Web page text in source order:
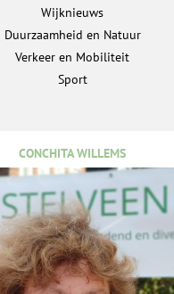
Wijknieuws
Duurzaamheid en Natuur
Verkeer en Mobiliteit
Sport
CONCHITA WILLEMS